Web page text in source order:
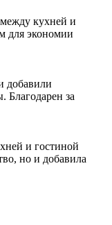
кухней и
для экономии
добавили
Благодарен за
и гостиной
но и добавила